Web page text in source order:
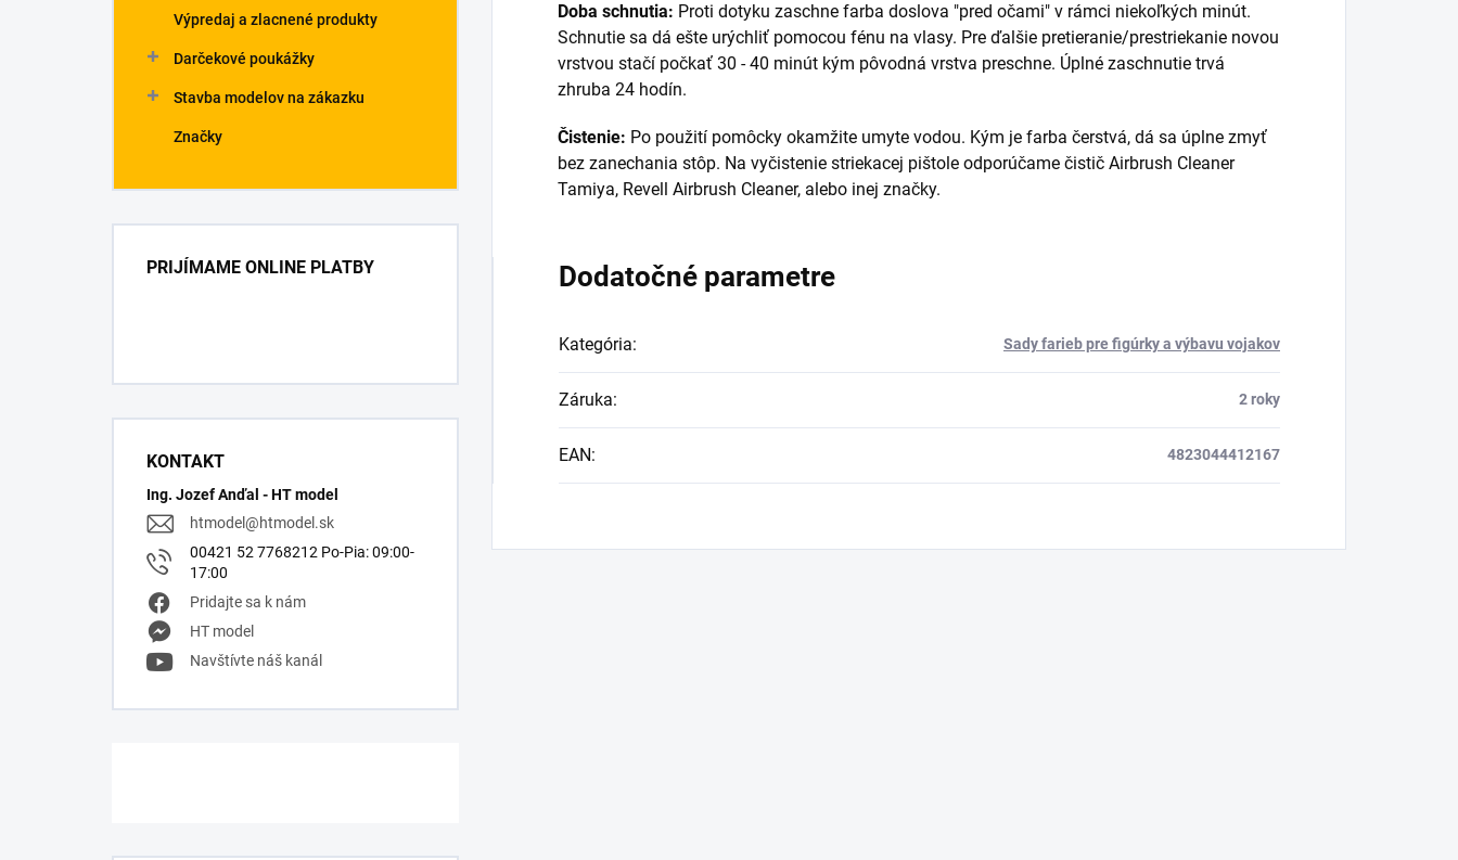
Výpredaj a zlacnené produkty
Darčekové poukážky
Stavba modelov na zákazku
Značky
PRIJÍMAME ONLINE PLATBY
KONTAKT
Ing. Jozef Anďal - HT model
htmodel@htmodel.sk
00421 52 7768212 Po-Pia: 09:00-
17:00
Pridajte sa k nám
HT model
Navštívte náš kanál
Doba schnutia: Proti dotyku zaschne farba doslova "pred očami" v rámci niekoľkých minút.
Schnutie sa dá ešte urýchliť pomocou fénu na vlasy. Pre ďalšie pretieranie/prestriekanie novou
vrstvou stačí počkať 30 - 40 minút kým pôvodná vrstva preschne. Úplné zaschnutie trvá
zhruba 24 hodín.
Čistenie: Po použití pomôcky okamžite umyte vodou. Kým je farba čerstvá, dá sa úplne zmyť
bez zanechania stôp. Na vyčistenie striekacej pištole odporúčame čistič Airbrush Cleaner
Tamiya, Revell Airbrush Cleaner, alebo inej značky.
Dodatočné parametre
Kategória: Sady farieb pre figúrky a výbavu vojakov
Záruka: 2 roky
EAN: 4823044412167